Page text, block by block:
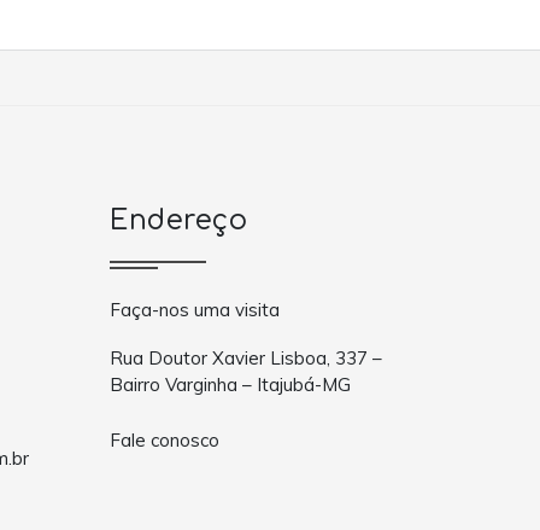
Endereço
Faça-nos uma visita
Rua Doutor Xavier Lisboa, 337 –
Bairro Varginha – Itajubá-MG
Fale conosco